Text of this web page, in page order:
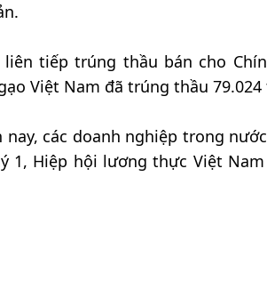
tiếp trúng thầu bán cho
Việt Nam đã trúng thầu 79.024
các doanh nghiệp trong
1, Hiệp hội lương thực Việt